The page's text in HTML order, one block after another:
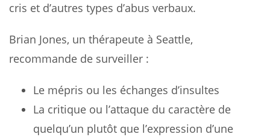
cris et d’autres types d’abus verbaux.
Brian Jones, un thérapeute à Seattle,
recommande de surveiller :
Le mépris ou les échanges d’insultes
La critique ou l’attaque du caractère de
quelqu’un plutôt que l’expression d’une